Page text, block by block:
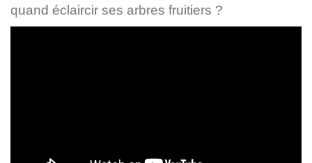
quand éclaircir ses arbres fruitiers ?